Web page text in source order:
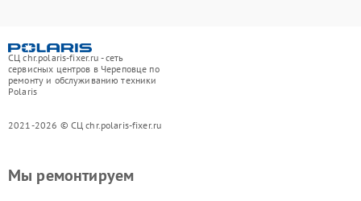
СЦ chr.polaris-fixer.ru - сеть
сервисных центров в Череповце по
ремонту и обслуживанию техники
Polaris
2021-2026 © СЦ chr.polaris-fixer.ru
Мы ремонтируем